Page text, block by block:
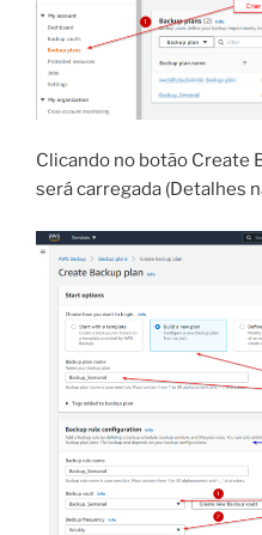
Clicando no botão Create
será carregada (Detalhes